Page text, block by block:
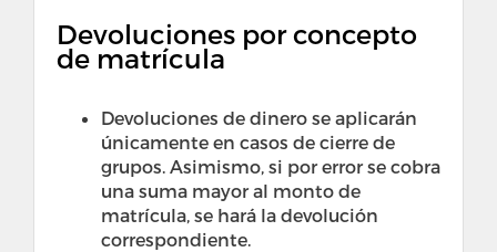
Devoluciones por concepto
de matrícula
Devoluciones de dinero se aplicarán
únicamente en casos de cierre de
grupos. Asimismo, si por error se cobra
una suma mayor al monto de
matrícula, se hará la devolución
correspondiente.